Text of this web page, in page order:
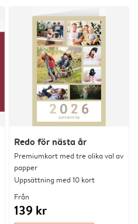
Redo för nästa år
Premiumkort med tre olika val av
papper
Uppsättning med 10 kort
Från
139 kr